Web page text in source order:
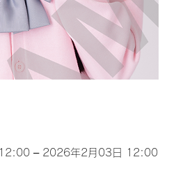
– 2026年2月03日 12:00